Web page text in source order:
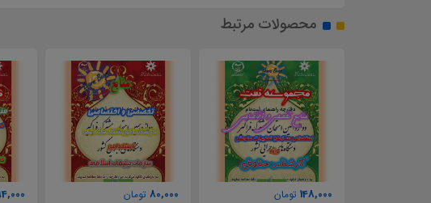
محصولات مرتبط
تومان
تومان
تومان